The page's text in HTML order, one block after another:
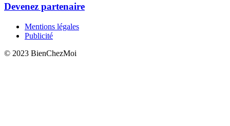
Devenez partenaire
Mentions légales
Publicité
© 2023 BienChezMoi